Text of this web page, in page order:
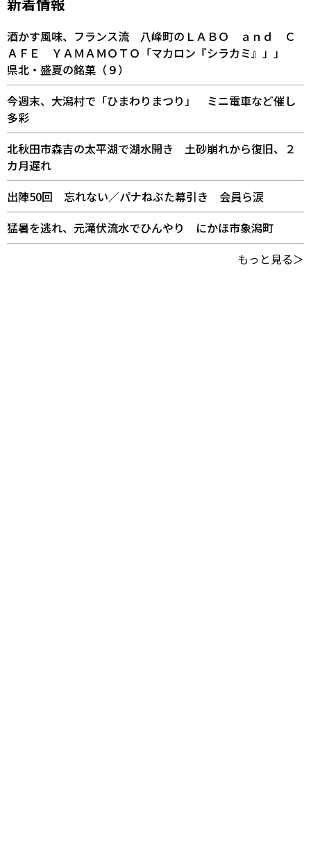
酒かす風味、フランス流 八峰町のＬＡＢＯ ａｎｄ Ｃ
ＡＦＥ ＹＡＭＡＭＯＴＯ「マカロン『シラカミ』」」
県北・盛夏の銘菓（９）
今週末、大潟村で「ひまわりまつり」 ミニ電車など催し
多彩
北秋田市森吉の太平湖で湖水開き 土砂崩れから復旧、２
カ月遅れ
出陣50回 忘れない／パナねぶた幕引き 会員ら涙
猛暑を逃れ、元滝伏流水でひんやり にかほ市象潟町
もっと見る＞